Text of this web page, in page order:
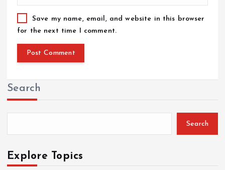
Save my name, email, and website in this browser
for the next time I comment.
Search
Search
Explore Topics